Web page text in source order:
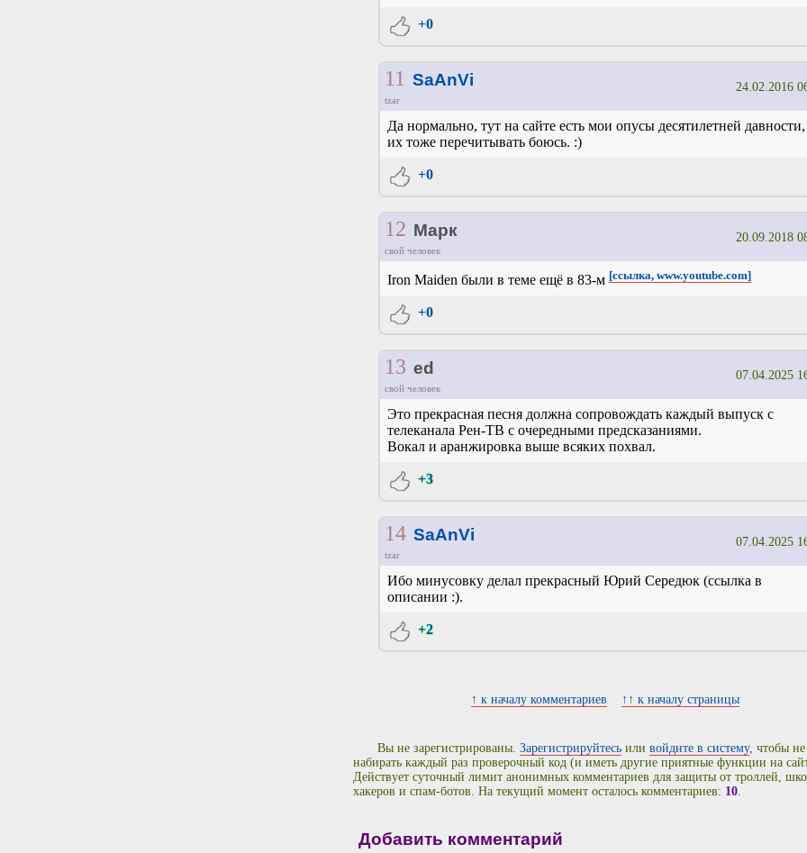
+0
11 SaAnVi
tzar
24.02.2016
Да нормально, тут на сайте есть мои опусы десятилетней давности,
их тоже перечитывать боюсь. :)
+0
12 Марк
свой человек
20.09.2018
Iron Maiden были в теме ещё в 83-м [ссылка, www.youtube.com]
+0
13 ed
свой человек
07.04.2025
Это прекрасная песня должна сопровождать каждый выпуск с
телеканала Рен-ТВ с очередными предсказаниями.
Вокал и аранжировка выше всяких похвал.
+3
14 SaAnVi
tzar
07.04.2025
Ибо минусовку делал прекрасный Юрий Середюк (ссылка в
описании :).
+2
↑ к началу комментариев ↑↑ к началу страницы
Вы не зарегистрированы.Зарегистрируйтесь иливойдите в систему, чтобы не
набирать каждый раз проверочный код (и иметь другие приятные функции на
Действует суточный лимит анонимных комментариев для защиты от троллей,
хакеров и спам-ботов. На текущий момент осталось комментариев: 10
Добавить комментарий